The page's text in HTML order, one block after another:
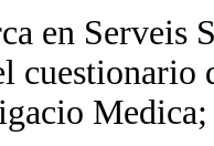
en Serveis